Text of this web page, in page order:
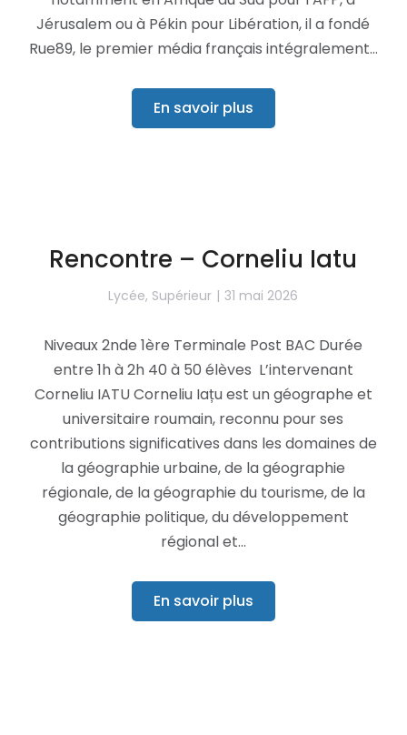
Jérusalem ou à Pékin pour Libération, il a fondé
Rue89, le premier média français intégralement…
En savoir plus
Rencontre – Corneliu Iatu
Lycée, Supérieur 31 mai 2026
Niveaux 2nde 1ère Terminale Post BAC Durée
entre 1h à 2h 40 à 50 élèves L’intervenant
Corneliu IATU Corneliu Iațu est un géographe et
universitaire roumain, reconnu pour ses
contributions significatives dans les domaines de
la géographie urbaine, de la géographie
régionale, de la géographie du tourisme, de la
géographie politique, du développement
régional et…
En savoir plus